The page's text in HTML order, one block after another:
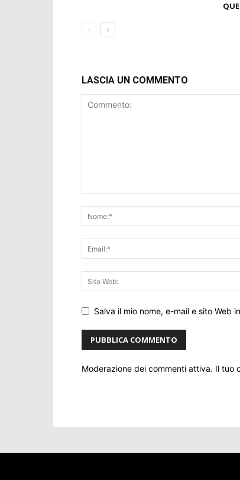
LASCIA UN COMMENTO
Salva il mio nome, e-mail e sito Web
Moderazione dei commenti attiva. Il tuo